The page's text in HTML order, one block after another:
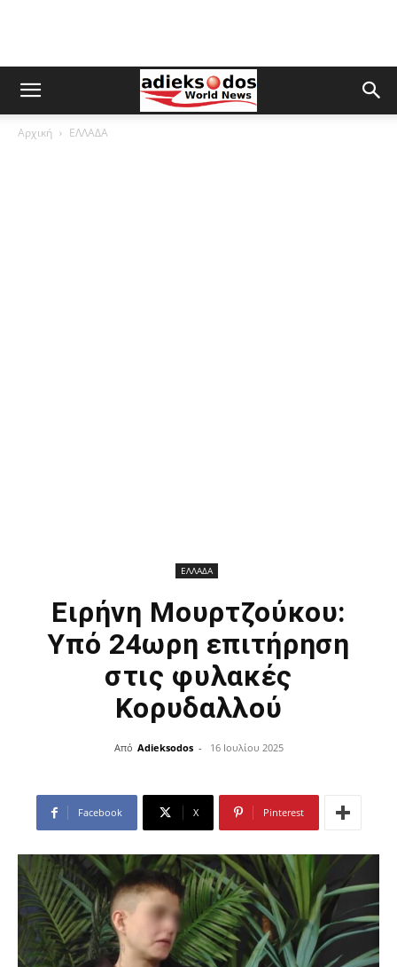
Αρχική ΕΛΛΑΔΑ
ΕΛΛΑΔΑ
Ειρήνη Μουρτζούκου:
Υπό 24ωρη επιτήρηση
στις φυλακές
Κορυδαλλού
Από Adieksodos - 16 Ιουλίου 2025
Facebook X Pinterest